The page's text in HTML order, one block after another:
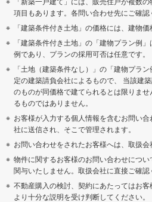
項目もあります。各問い合わせ先にご確認
「建築条件付き土地」の価格には、建物価
「建築条件付き土地」の「建物プラン例
例であり、プランの採用可否は任意です。
「土地（建築条件なし）」の「建物プラ
定の建築請負会社によるもので、 当該建
のものが同価格で建てられるとは限りま
るものではありません。
お客様が入力する個人情報を含むお問い
社に送信され、そこで管理されます。
お問い合わせをされたお客様へは、取扱会
物件に関するお客様のお問い合わせにつ
関与いたしません。取扱会社に直接ご確認
不動産購入の検討、契約にあたってはお
より十分な説明を受け判断してください。